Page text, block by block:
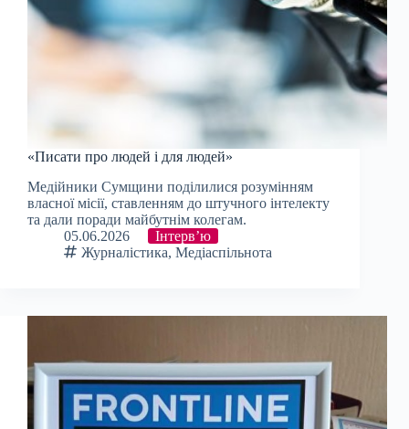
«Писати про людей і для людей»
Медійники Сумщини поділилися розумінням
власної місії, ставленням до штучного інтелекту
та дали поради майбутнім колегам.
05.06.2026
Інтерв’ю
Журналістика, Медіаспільнота